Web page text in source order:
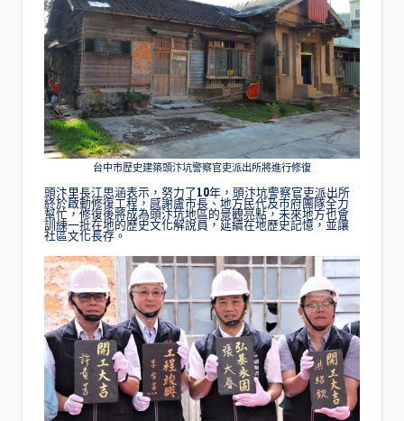
台中市歷史建築頭汴坑警察官吏派出所將進行修復
頭汴里長江思涵表示，努力了10年，頭汴坑警察官吏派出所
終於啟動修復工程，感謝盧市長、地方民代及市府團隊全力
幫忙，修復後將成為頭汴坑地區的景觀亮點，未來地方也會
訓練一批在地的歷史文化解說員，延續在地歷史記憶，並讓
社區文化長存。